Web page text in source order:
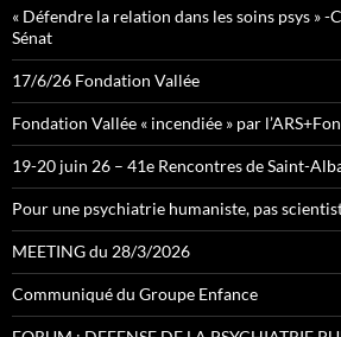
« Défendre la relation dans les soins psys »
Sénat
17/6/26 Fondation Vallée
Fondation Vallée « incendiée » par
19-20 juin 26 – 41e Rencontres de Saint-
Pour une psychiatrie humaniste, pas
MEETING du 28/3/2026
Communiqué du Groupe Enfance